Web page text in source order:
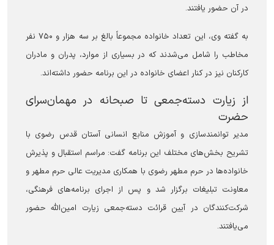
در آن حضور یافتند.
به گفته وی، این تعداد خانواده مجموعاً بالغ بر سه هزار و ۷۵۰ نفر
مخاطب را شامل می‌شدند که در بسیاری از موارد، پدران و مادران
کارکنان نیز در کنار اعضای خانواده در این برنامه حضور داشته‌اند.
از زیارت دسته‌جمعی تا صبحانه در مهمان‌سرای
حضرت
مدیر توانمندسازی و آموزش منابع انسانی آستان قدس رضوی با
تشریح بخش‌های مختلف این برنامه گفت: مراسم استقبال و پذیرش
خانواده‌ها در حرم مطهر رضوی با همکاری مدیریت عالی حرم مطهر و
معاونت تبلیغات برگزار شد و پس از اجرای برنامه‌های فرهنگی،
شرکت‌کنندگان در آیین قرائت دسته‌جمعی زیارت امین‌الله حضور
می‌یافتند.